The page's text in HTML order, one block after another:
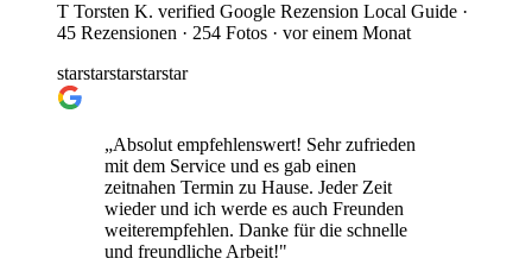
T Torsten K. verified Google Rezension Local Guide ·
45 Rezensionen · 254 Fotos · vor einem Monat
starstarstarstarstar
„Absolut empfehlenswert! Sehr zufrieden
mit dem Service und es gab einen
zeitnahen Termin zu Hause. Jeder Zeit
wieder und ich werde es auch Freunden
weiterempfehlen. Danke für die schnelle
und freundliche Arbeit!"